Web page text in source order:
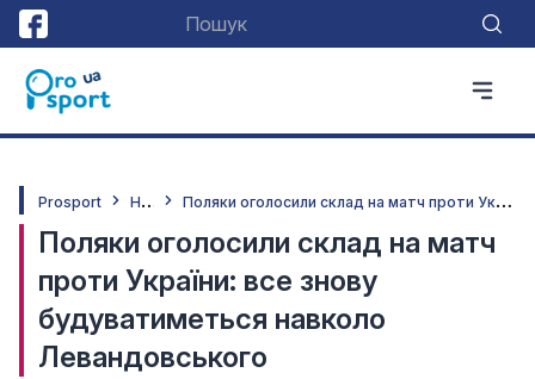
Prosport Н
овини П
оляки оголосили склад на матч проти України: все знову будуватиметься навколо Левандовського
Поляки оголосили склад на матч
проти України: все знову
будуватиметься навколо
Левандовського